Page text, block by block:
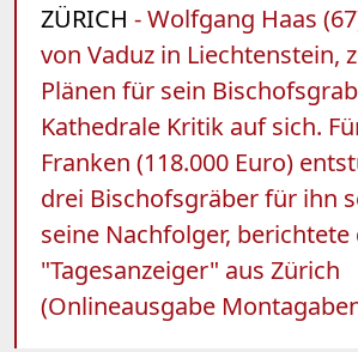
ZÜRICH - Wolfgang Haas
von Vaduz in Liechtenstein,
Plänen für sein
Kathedrale Kritik auf sich.
Franken (118.000 Euro)
drei Bischofsgräber für ihn
seine Nachfolger, berichtete
"Tagesanzeiger" aus Zürich
(Onlineausgabe